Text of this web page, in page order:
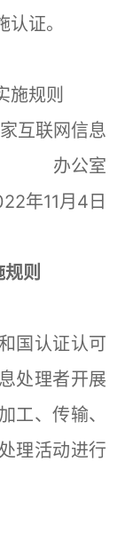
证。
规则
互联网信息
办公室
11月4日
则
国认证认可
处理者开展
工、传输、
理活动进行